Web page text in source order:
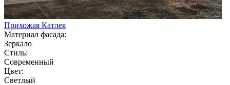
Прихожая Катлея
Материал фасада:
Зеркало
Стиль:
Современный
Цвет:
Светлый